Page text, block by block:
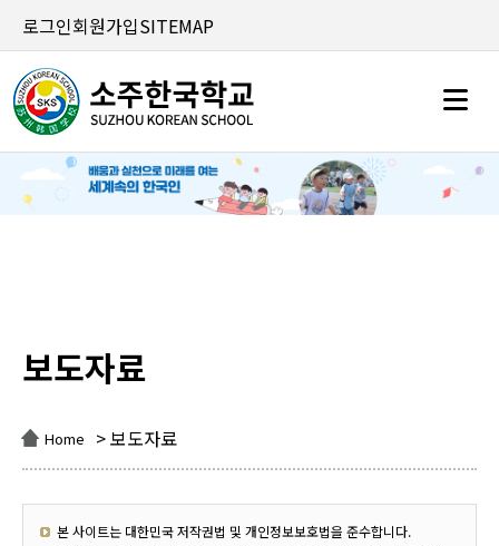
로그인회원가입SITEMAP
보도자료
Home > 보도자료
본 사이트는 대한민국 저작권법 및 개인정보보호법을 준수합니다.